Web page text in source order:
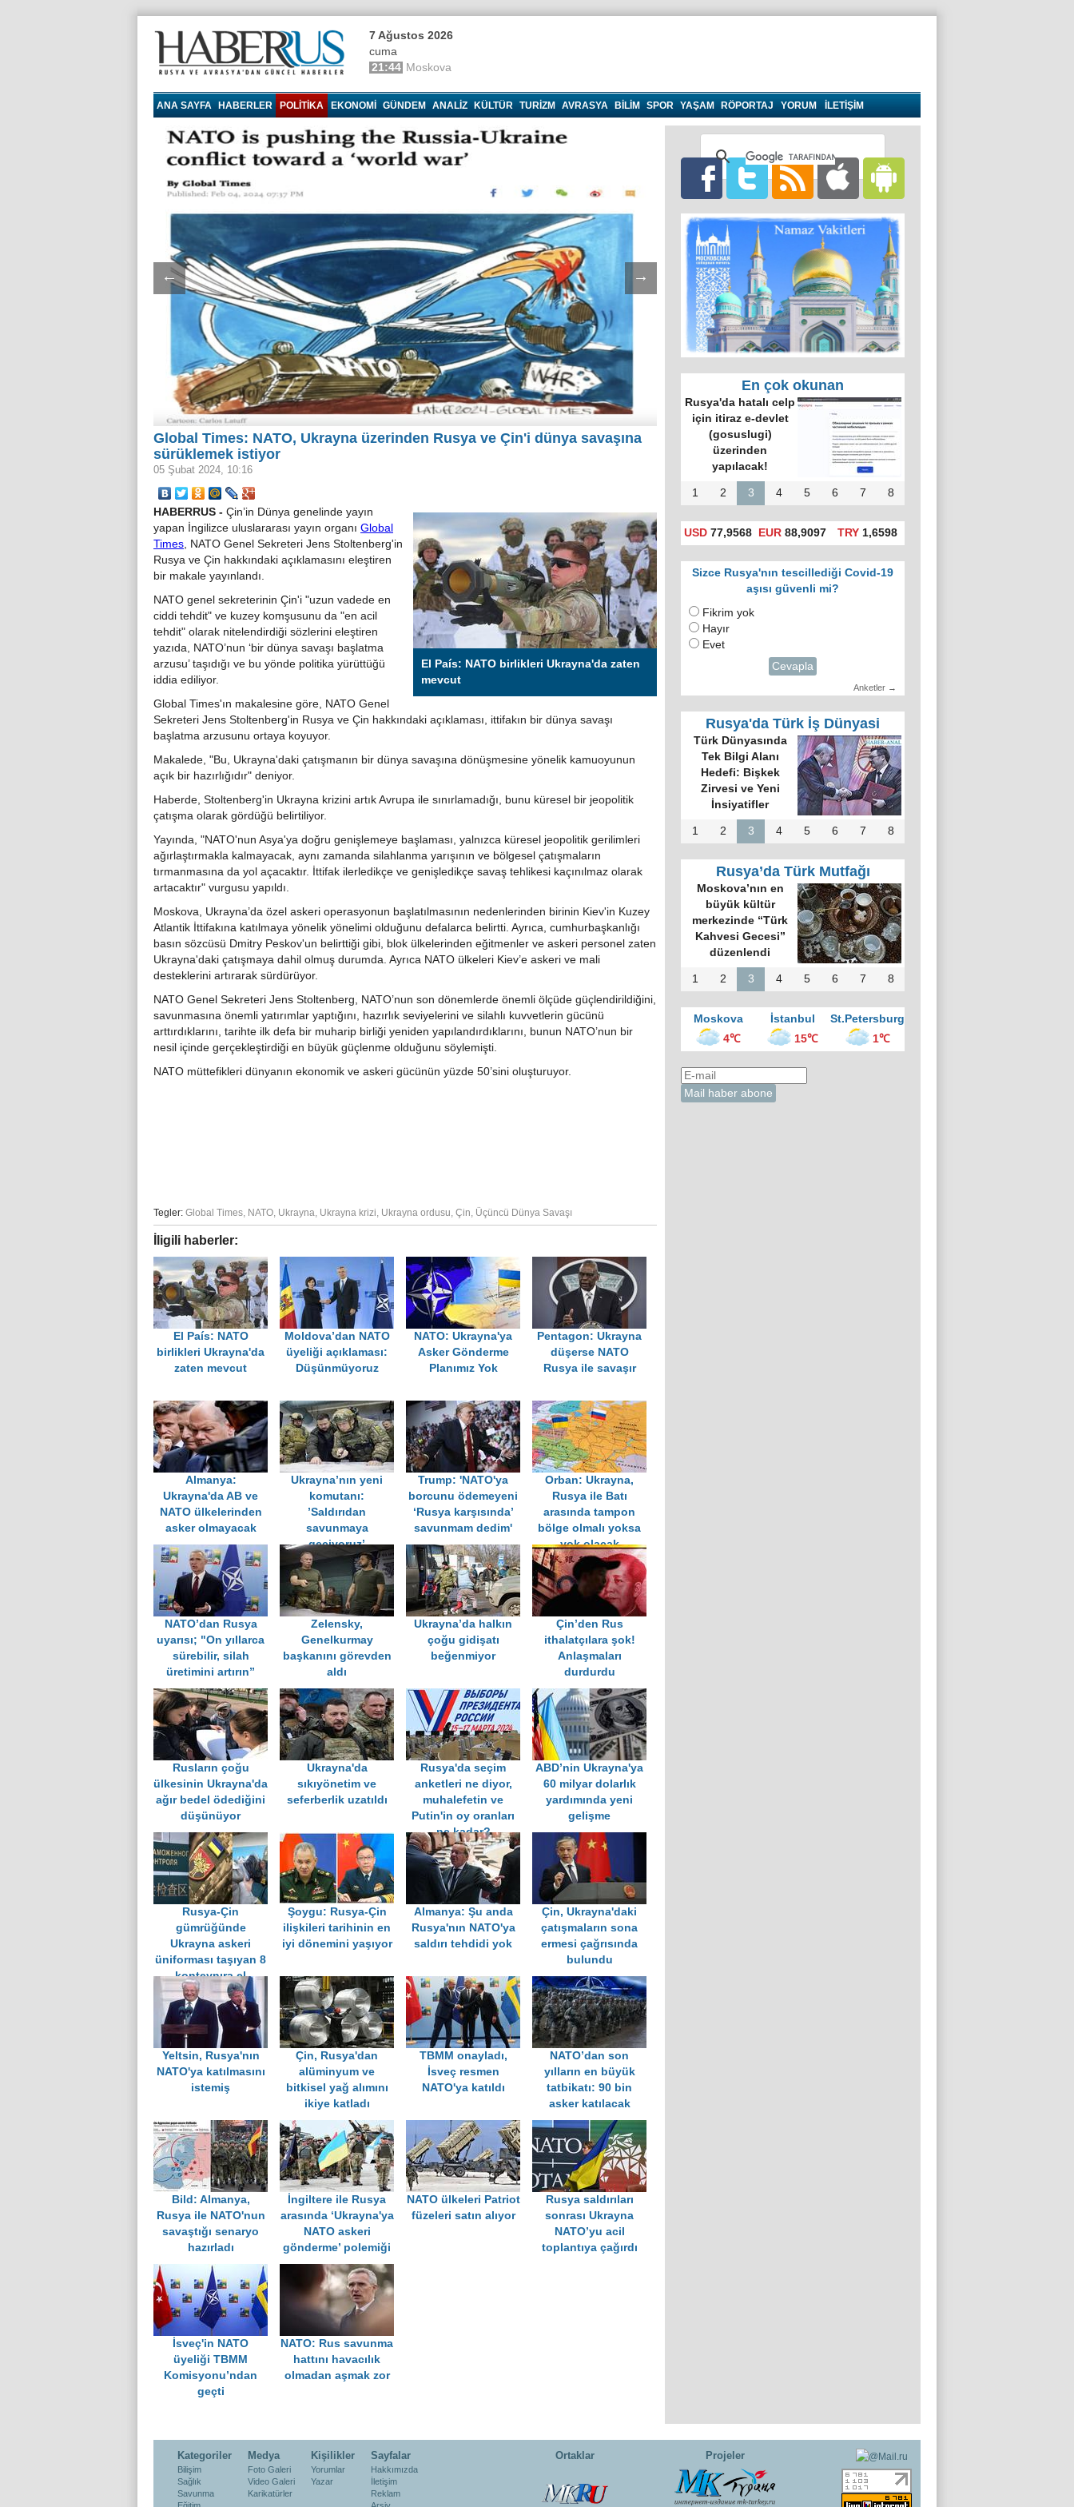
7 Ağustos 2026
cuma
21:44 Moskova
ANA SAYFA HABERLER POLITIKA EKONOMI GÜNDEM ANALIZ KÜLTÜR TURIZM AVRASYA BILIM SPOR YAŞAM RÖPORTAJ YORUM İLETİŞİM
← →
Global Times: NATO, Ukrayna üzerinden Rusya ve Çin'i dünya savaşına
sürüklemek istiyor
05 Şubat 2024, 10:16
El País: NATO birlikleri Ukrayna'da zaten
mevcut
HABERRUS - Çin’in Dünya genelinde yayın
yapan İngilizce uluslararası yayın organı Global
Times, NATO Genel Sekreteri Jens Stoltenberg'in
Rusya ve Çin hakkındaki açıklamasını eleştiren
bir makale yayınlandı.
NATO genel sekreterinin Çin'i "uzun vadede en
ciddi tehdit" ve kuzey komşusunu da "en acil
tehdit" olarak nitelendirdiği sözlerini eleştiren
yazıda, NATO’nun ‘bir dünya savaşı başlatma
arzusu’ taşıdığı ve bu yönde politika yürüttüğü
iddia ediliyor.
Global Times'ın makalesine göre, NATO Genel
Sekreteri Jens Stoltenberg'in Rusya ve Çin hakkındaki açıklaması, ittifakın bir dünya savaşı
başlatma arzusunu ortaya koyuyor.
Makalede, "Bu, Ukrayna'daki çatışmanın bir dünya savaşına dönüşmesine yönelik kamuoyunun
açık bir hazırlığıdır" deniyor.
Haberde, Stoltenberg'in Ukrayna krizini artık Avrupa ile sınırlamadığı, bunu küresel bir jeopolitik
çatışma olarak gördüğü belirtiliyor.
Yayında, "NATO'nun Asya'ya doğru genişlemeye başlaması, yalnızca küresel jeopolitik gerilimleri
ağırlaştırmakla kalmayacak, aynı zamanda silahlanma yarışının ve bölgesel çatışmaların
tırmanmasına da yol açacaktır. İttifak ilerledikçe ve genişledikçe savaş tehlikesi kaçınılmaz olarak
artacaktır" vurgusu yapıldı.
Moskova, Ukrayna’da özel askeri operasyonun başlatılmasının nedenlerinden birinin Kiev'in Kuzey
Atlantik İttifakına katılmaya yönelik yönelimi olduğunu defalarca belirtti. Ayrıca, cumhurbaşkanlığı
basın sözcüsü Dmitry Peskov'un belirttiği gibi, blok ülkelerinden eğitmenler ve askeri personel zaten
Ukrayna'daki çatışmaya dahil olmuş durumda. Ayrıca NATO ülkeleri Kiev’e askeri ve mali
desteklerini artırarak sürdürüyor.
NATO Genel Sekreteri Jens Stoltenberg, NATO’nun son dönemlerde önemli ölçüde güçlendirildiğini,
savunmasına önemli yatırımlar yaptığını, hazırlık seviyelerini ve silahlı kuvvetlerin gücünü
arttırdıklarını, tarihte ilk defa bir muharip birliği yeniden yapılandırdıklarını, bunun NATO’nun bir
nesil içinde gerçekleştirdiği en büyük güçlenme olduğunu söylemişti.
NATO müttefikleri dünyanın ekonomik ve askeri gücünün yüzde 50’sini oluşturuyor.
Tegler: Global Times, NATO, Ukrayna, Ukrayna krizi, Ukrayna ordusu, Çin, Üçüncü Dünya Savaşı
İligili haberler:
El País: NATO
birlikleri Ukrayna'da
zaten mevcut
Moldova’dan NATO
üyeliği açıklaması:
Düşünmüyoruz
NATO: Ukrayna'ya
Asker Gönderme
Planımız Yok
Pentagon: Ukrayna
düşerse NATO
Rusya ile savaşır
Almanya:
Ukrayna'da AB ve
NATO ülkelerinden
asker olmayacak
Ukrayna’nın yeni
komutanı:
’Saldırıdan
savunmaya
geçiyoruz’
Trump: 'NATO'ya
borcunu ödemeyeni
‘Rusya karşısında’
savunmam dedim'
Orban: Ukrayna,
Rusya ile Batı
arasında tampon
bölge olmalı yoksa
yok olacak
NATO’dan Rusya
uyarısı; "On yıllarca
sürebilir, silah
üretimini artırın”
Zelensky,
Genelkurmay
başkanını görevden
aldı
Ukrayna’da halkın
çoğu gidişatı
beğenmiyor
Çin’den Rus
ithalatçılara şok!
Anlaşmaları
durdurdu
Rusların çoğu
ülkesinin Ukrayna'da
ağır bedel ödediğini
düşünüyor
Ukrayna'da
sıkıyönetim ve
seferberlik uzatıldı
Rusya'da seçim
anketleri ne diyor,
muhalefetin ve
Putin'in oy oranları
ne kadar?
ABD’nin Ukrayna'ya
60 milyar dolarlık
yardımında yeni
gelişme
Rusya-Çin
gümrüğünde
Ukrayna askeri
üniforması taşıyan 8
konteynıra el
konuldu
Şoygu: Rusya-Çin
ilişkileri tarihinin en
iyi dönemini yaşıyor
Almanya: Şu anda
Rusya'nın NATO'ya
saldırı tehdidi yok
Çin, Ukrayna'daki
çatışmaların sona
ermesi çağrısında
bulundu
Yeltsin, Rusya'nın
NATO'ya katılmasını
istemiş
Çin, Rusya'dan
alüminyum ve
bitkisel yağ alımını
ikiye katladı
TBMM onayladı,
İsveç resmen
NATO'ya katıldı
NATO’dan son
yılların en büyük
tatbikatı: 90 bin
asker katılacak
Bild: Almanya,
Rusya ile NATO'nun
savaştığı senaryo
hazırladı
İngiltere ile Rusya
arasında ‘Ukrayna'ya
NATO askeri
gönderme’ polemiği
NATO ülkeleri Patriot
füzeleri satın alıyor
Rusya saldırıları
sonrası Ukrayna
NATO’yu acil
toplantıya çağırdı
İsveç'in NATO
üyeliği TBMM
Komisyonu’ndan
geçti
NATO: Rus savunma
hattını havacılık
olmadan aşmak zor
En çok okunan
Rusya'da hatalı celp
için itiraz e-devlet
(gosuslugi)
üzerinden
yapılacak!
1 2 3 4 5 6 7 8
USD 77,9568 EUR 88,9097 TRY1,6598
Sizce Rusya'nın tescillediği Covid-19
aşısı güvenli mi?
Fikrim yok
Hayır
Evet
Cevapla
Anketler →
Rusya'da Türk İş Dünyasi
Türk Dünyasında
Tek Bilgi Alanı
Hedefi: Bişkek
Zirvesi ve Yeni
İnsiyatifler
1 2 3 4 5 6 7 8
Rusya’da Türk Mutfağı
Moskova’nın en
büyük kültür
merkezinde “Türk
Kahvesi Gecesi”
düzenlendi
1 2 3 4 5 6 7 8
Moskova İstanbul
St.Petersburg
4℃
15℃ 1℃
Kategoriler
Bilişim
Sağlık
Savunma
Medya
Foto Galeri
Video Galeri
Karikatürler
Kişilikler
Yorumlar
Yazar
Sayfalar
Hakkımızda
İletişim
Reklam
Ortaklar Projeler